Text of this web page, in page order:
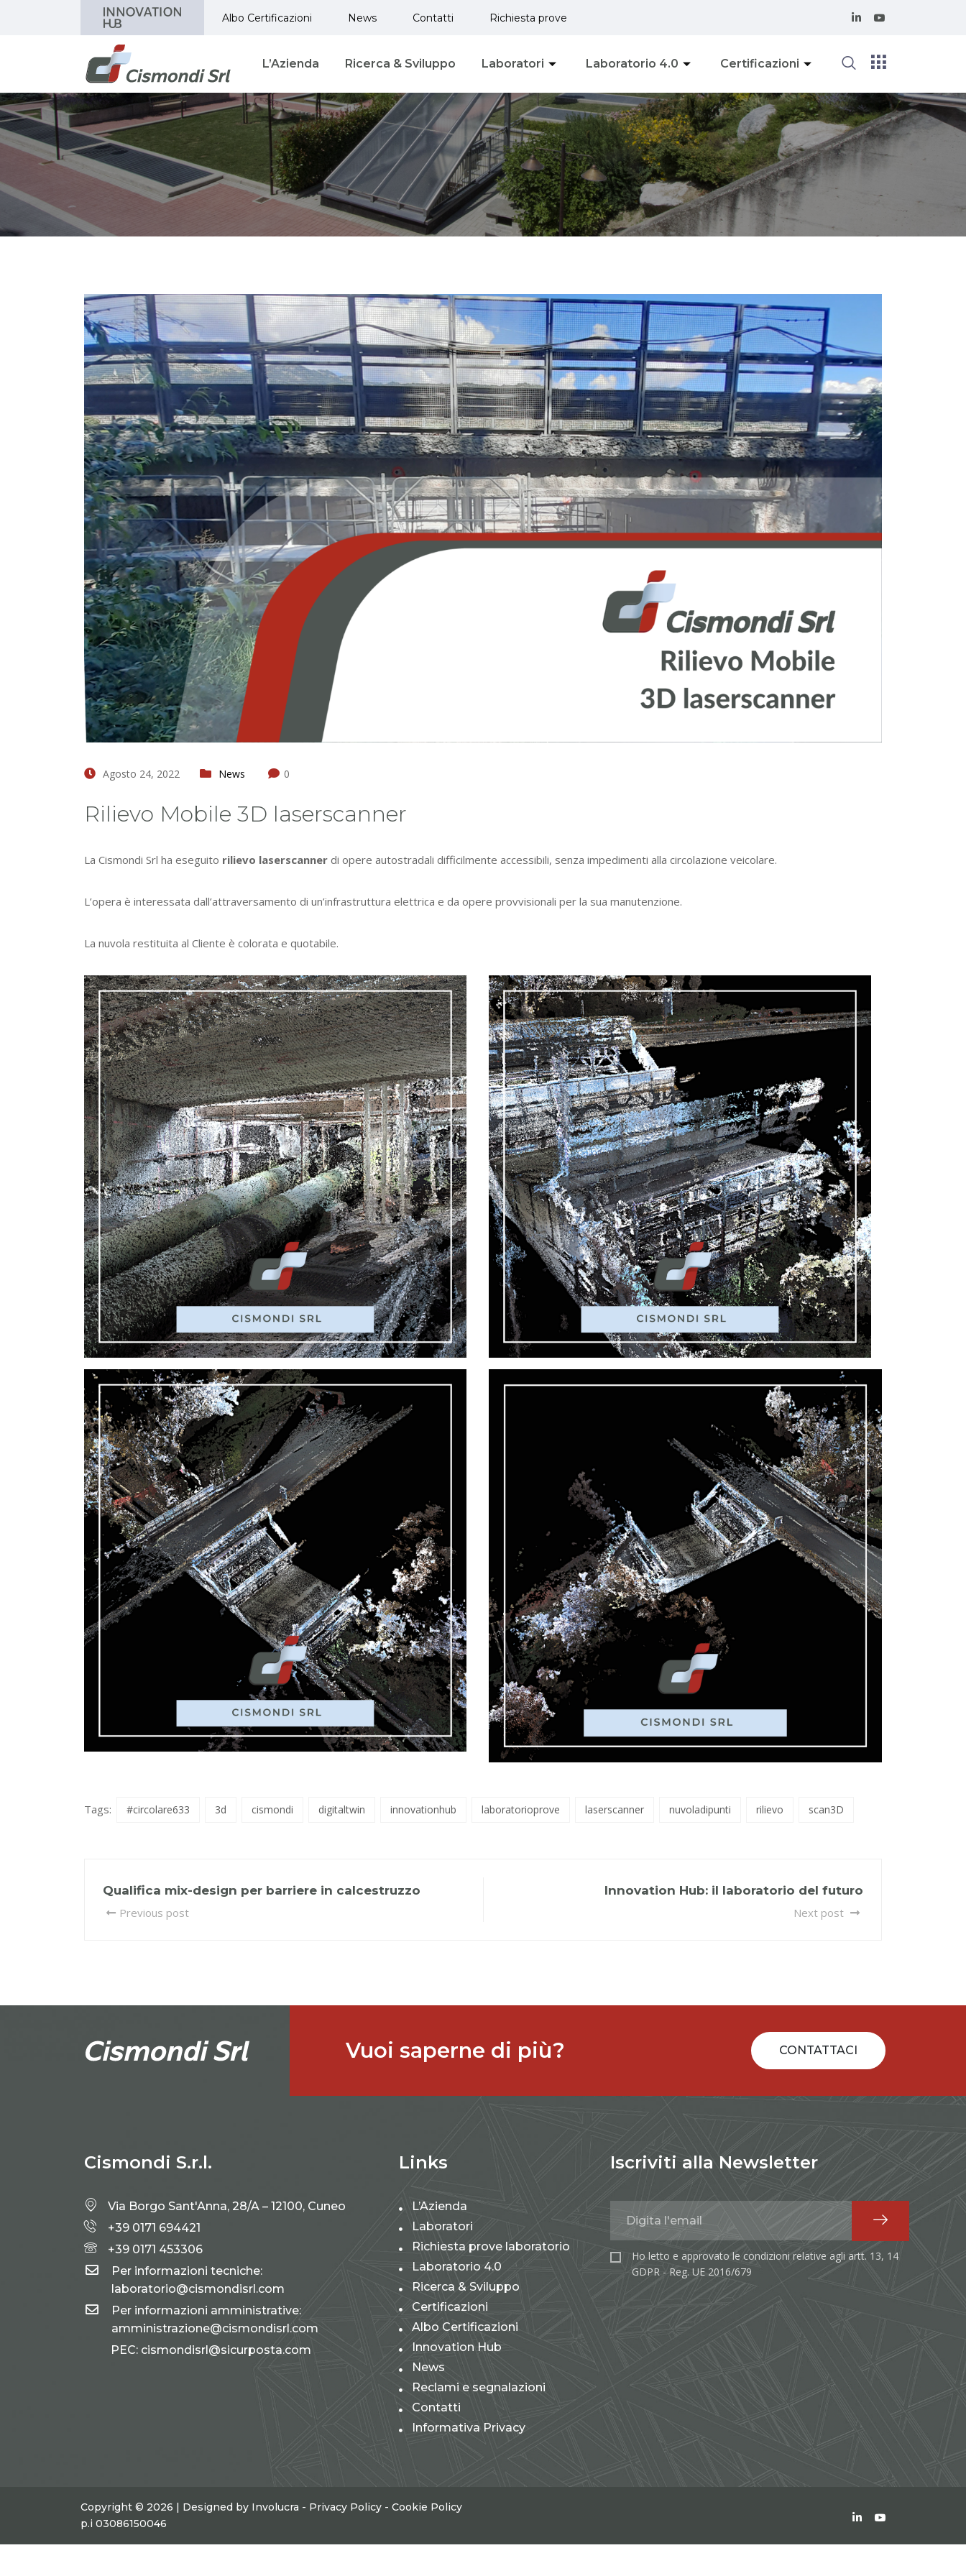
Albo Certificazioni News Contatti Richiesta prove
L’Azienda Ricerca & Sviluppo Laboratori Laboratorio 4.0 Certificazioni
News
Agosto 24, 2022 News 0
Rilievo Mobile 3D laserscanner
La Cismondi Srl ha eseguito rilievo laserscanner di opere autostradali difficilmente accessibili, senza impedimenti alla circolazione veicolare.
L’opera è interessata dall’attraversamento di un’infrastruttura elettrica e da opere provvisionali per la sua manutenzione.
La nuvola restituita al Cliente è colorata e quotabile.
Tags: #circolare633 3d cismondi digitaltwin innovationhub laboratorioprove laserscanner nuvoladipunti rilievo scan3D
Qualifica mix-design per barriere in calcestruzzo
Previous post
Innovation Hub: il laboratorio del futuro
Next post
Vuoi saperne di più? CONTATTACI
Cismondi S.r.l.
Via Borgo Sant'Anna, 28/A – 12100, Cuneo
+39 0171 694421
+39 0171 453306
Per informazioni tecniche:
laboratorio@cismondisrl.com
Per informazioni amministrative:
amministrazione@cismondisrl.com
PEC: cismondisrl@sicurposta.com
Links
L’Azienda
Laboratori
Richiesta prove laboratorio
Laboratorio 4.0
Ricerca & Sviluppo
Certificazioni
Albo Certificazioni
Innovation Hub
News
Reclami e segnalazioni
Contatti
Informativa Privacy
Iscriviti alla Newsletter
Ho letto e approvato le condizioni relative agli artt. 13, 14
GDPR - Reg. UE 2016/679
Copyright © 2026 | Designed by Involucra - Privacy Policy - Cookie Policy
p.i 03086150046